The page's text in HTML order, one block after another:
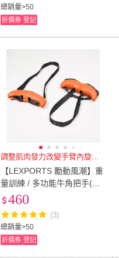
總銷量>50
折價券 登記
調整肌肉發力改變手臂內旋外旋
【LEXPORTS 勵動風潮】重
量訓練 / 多功能牛角把手(自
然抓握 硬舉 器械拉背 划船
總銷量>50
460
(3)
折價券 登記